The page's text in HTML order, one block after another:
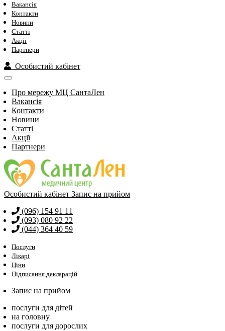
Вакансія
Контакти
Новини
Статті
Акції
Партнери
Особистий кабінет
Про мережу МЦ СантаЛен
Вакансія
Контакти
Новини
Статті
Акції
Партнери
Особистий кабінет Запис на прийом
(096) 154 91 11
(093) 080 92 22
(044) 364 40 59
Послуги
Лікарі
Ціни
Підписання декларацій
Запис на прийом
послуги для дітей
на головну
послуги для дорослих